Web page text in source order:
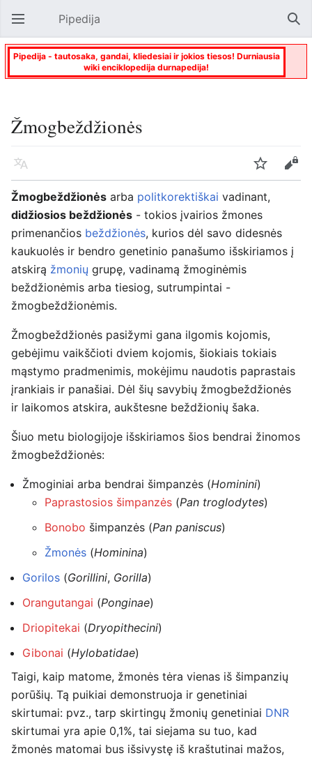
Atverti pagrindinį meniu Pipedija
Pipedija - tautosaka, gandai, kliedesiai ir jokios tiesos! Durniausia
wiki enciklopedija durnapedija!
Žmogbeždžionės
Kalba Stebėti
Keisti
Žmogbeždžionės arba politkorektiškai vadinant,
didžiosios beždžionės - tokios įvairios žmones
primenančios beždžionės, kurios dėl savo didesnės
kaukuolės ir bendro genetinio panašumo išskiriamos į
atskirą žmonių grupę, vadinamą žmoginėmis
beždžionėmis arba tiesiog, sutrumpintai -
žmogbeždžionėmis.
Žmogbeždžionės pasižymi gana ilgomis kojomis,
gebėjimu vaikščioti dviem kojomis, šiokiais tokiais
mąstymo pradmenimis, mokėjimu naudotis paprastais
įrankiais ir panašiai. Dėl šių savybių žmogbeždžionės
ir laikomos atskira, aukštesne beždžionių šaka.
Šiuo metu biologijoje išskiriamos šios bendrai žinomos
žmogbeždžionės:
Žmoginiai arba bendrai šimpanzės (Hominini)
Paprastosios šimpanzės (Pan troglodytes)
Bonobo šimpanzės (Pan paniscus)
Žmonės (Hominina)
Gorilos (Gorillini, Gorilla)
Orangutangai (Ponginae)
Driopitekai (Dryopithecini)
Gibonai (Hylobatidae)
Taigi, kaip matome, žmonės tėra vienas iš šimpanzių
porūšių. Tą puikiai demonstruoja ir genetiniai
skirtumai: pvz., tarp skirtingų žmonių genetiniai DNR
skirtumai yra apie 0,1%, tai siejama su tuo, kad
žmonės matomai bus išsivystę iš kraštutinai mažos,